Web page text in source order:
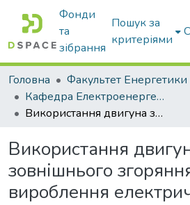
Фонди
та
зібрання
Пошук за
критеріями
Головна
Кафедра Електроенергетики і електротехнологій
Використання двигуна зовнішнього згоряння для вироблення електричної енергії
Використання
зовнішнього
вироблення